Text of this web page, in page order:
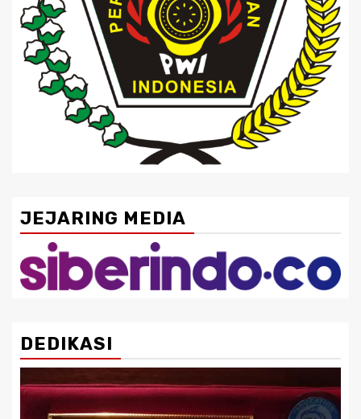
JEJARING MEDIA
DEDIKASI